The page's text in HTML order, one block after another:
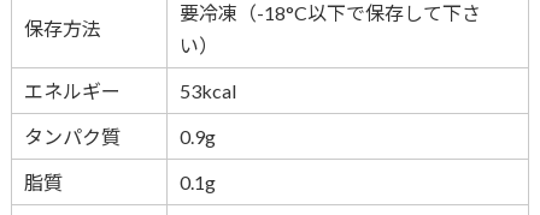
保存方法
要冷凍（-18°C以下で保存して下さ
い）
エネルギー
53kcal
タンパク質
0.9g
脂質
0.1g